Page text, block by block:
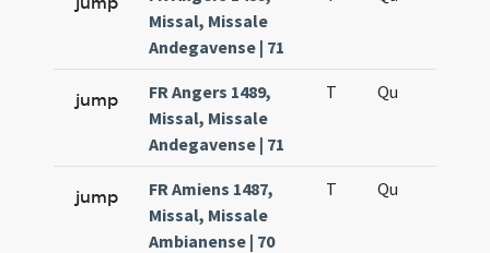
Missal, Missale
Andegavense | 71
jump
FR Angers 1489,
Missal, Missale
Andegavense | 71
T Qu
jump
FR Amiens 1487,
Missal, Missale
Ambianense | 70
T Qu